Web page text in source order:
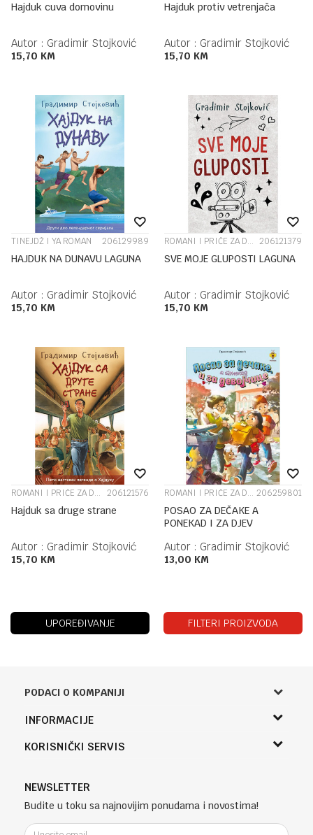
Hajduk cuva domovinu
Autor : Gradimir Stojković
15,70 KM
Hajduk protiv vetrenjača
Autor : Gradimir Stojković
15,70 KM
TINEJDŽ I YA ROMAN 206129989
HAJDUK NA DUNAVU LAGUNA
Autor : Gradimir Stojković
15,70 KM
ROMANI I PRIČE ZA DJECU OD 10 DO 12 GODINA 206121379
SVE MOJE GLUPOSTI LAGUNA
Autor : Gradimir Stojković
15,70 KM
ROMANI I PRIČE ZA DJECU OD 7 DO 9 GODINA 206121576
Hajduk sa druge strane
Autor : Gradimir Stojković
15,70 KM
ROMANI I PRIČE ZA DJECU OD 7 DO 9 GODINA 206259801
POSAO ZA DEČAKE A
PONEKAD I ZA DJEV
Autor : Gradimir Stojković
13,00 KM
UPOREĐIVANJE FILTERI PROIZVODA
PODACI O KOMPANIJI
Knjižara Kultura
Knjaza Miloša 3A
Telefon (uprava firme Sladaboni d.o.o)
051 303 460
INFORMACIJE
O nama
Kontakt
Klub povjerenja "Knjižara Kultura"
KORISNIČKI SERVIS
Politika privatnosti
Kako kupiti
Načini plaćanja
NEWSLETTER
Budite u toku sa najnovijim ponudama i novostima!